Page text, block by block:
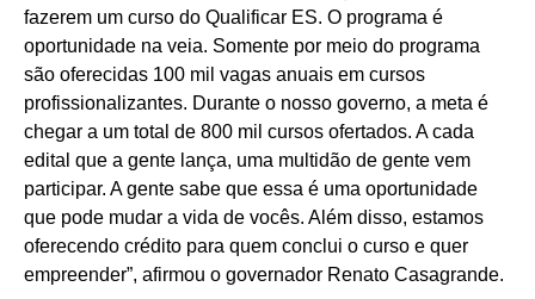
fazerem um curso do Qualificar ES. O programa é
oportunidade na veia. Somente por meio do programa
são oferecidas 100 mil vagas anuais em cursos
profissionalizantes. Durante o nosso governo, a meta é
chegar a um total de 800 mil cursos ofertados. A cada
edital que a gente lança, uma multidão de gente vem
participar. A gente sabe que essa é uma oportunidade
que pode mudar a vida de vocês. Além disso, estamos
oferecendo crédito para quem conclui o curso e quer
empreender”, afirmou o governador Renato Casagrande.